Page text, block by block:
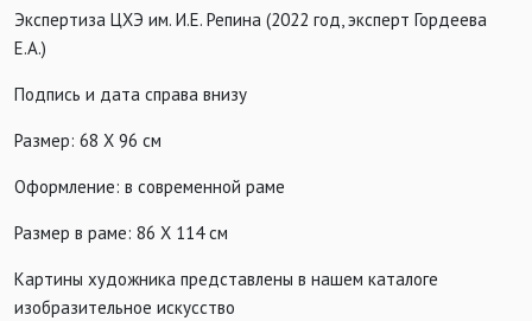
Экспертиза ЦХЭ им. И.Е. Репина (2022 год, эксперт Гордеева
Е.А.)
Подпись и дата справа внизу
Размер: 68 Х 96 см
Оформление: в современной раме
Размер в раме: 86 Х 114 см
Картины художника представлены в нашем каталоге
изобразительное искусство